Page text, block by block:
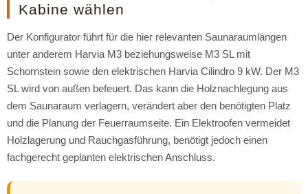
Kabine wählen
Der Konfigurator führt für die hier relevanten Saunaraumlängen
unter anderem Harvia M3 beziehungsweise M3 SL mit
Schornstein sowie den elektrischen Harvia Cilindro 9 kW. Der M3
SL wird von außen befeuert. Das kann die Holznachlegung aus
dem Saunaraum verlagern, verändert aber den benötigten Platz
und die Planung der Feuerraumseite. Ein Elektroofen vermeidet
Holzlagerung und Rauchgasführung, benötigt jedoch einen
fachgerecht geplanten elektrischen Anschluss.